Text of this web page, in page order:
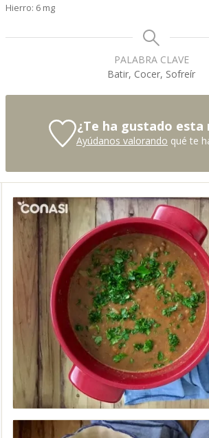
Hierro: 6 mg
PALABRA CLAVE
Batir, Cocer, Sofreír
¿Te ha gustado esta
Ayúdanos valorando qué te